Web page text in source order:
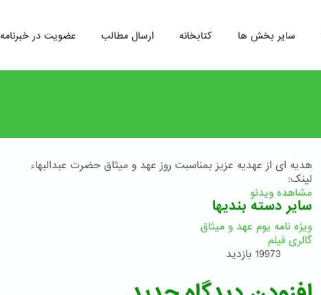
عضویت در خبرنامه ارسال مطالب کتابخانه سایر بخش ها
هدیه ای از عهدیه عزیز بمناسبت روز عهد و میثاق حضرت عبدالبهاء
لینک:
مشاهده ویدئو
سایر دسته بندیها
ویژه نامه یوم عهد و میثاق
گالری فیلم
19973 بازدید